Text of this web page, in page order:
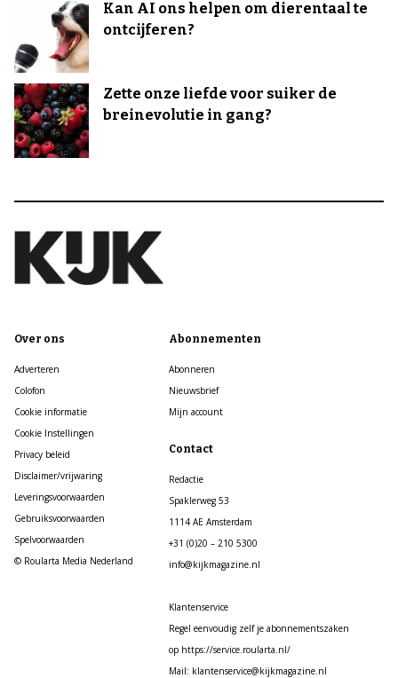
Kan AI ons helpen om dierentaal te
ontcijferen?
Zette onze liefde voor suiker de
breinevolutie in gang?
Over ons
Adverteren
Colofon
Cookie informatie
Cookie Instellingen
Privacy beleid
Disclaimer/vrijwaring
Leveringsvoorwaarden
Gebruiksvoorwaarden
Spelvoorwaarden
© Roularta Media Nederland
Abonnementen
Abonneren
Nieuwsbrief
Mijn account
Contact
Redactie
Spaklerweg 53
1114 AE Amsterdam
+31 (0)20 – 210 5300
info@kijkmagazine.nl
Klantenservice
Regel eenvoudig zelf je abonnementszaken
op https://service.roularta.nl/
Mail: klantenservice@kijkmagazine.nl